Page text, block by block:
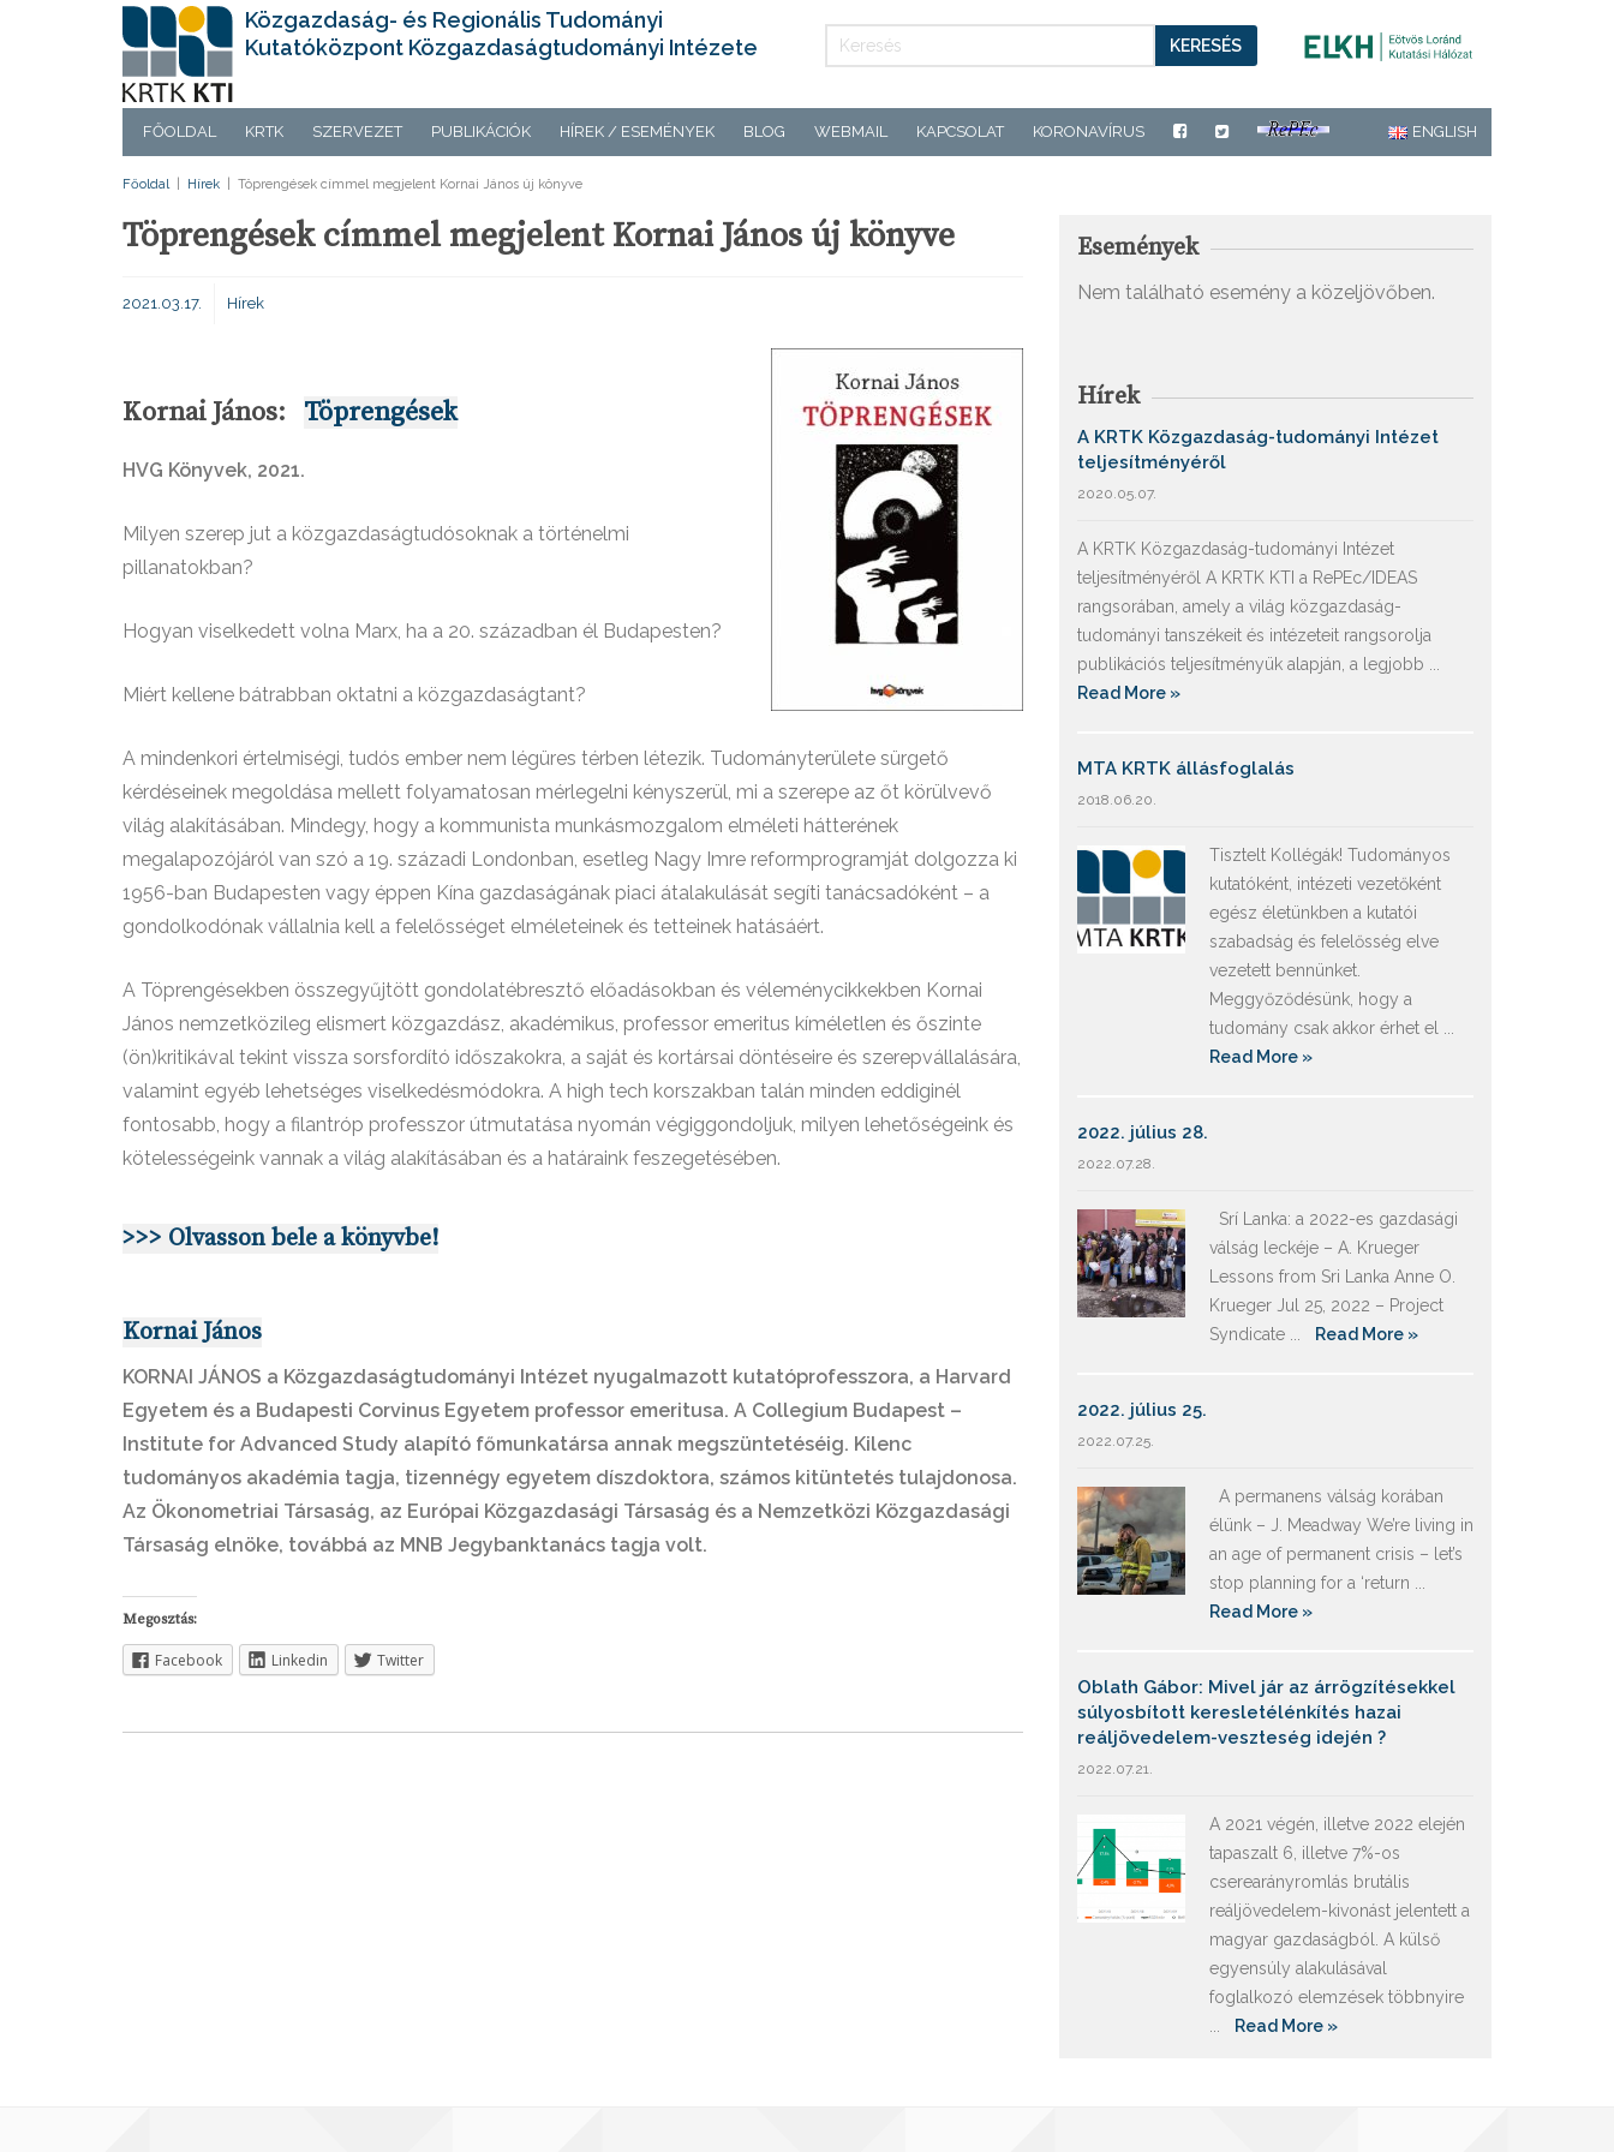
Közgazdaság- és Regionális Tudományi
Kutatóközpont Közgazdaságtudományi Intézete
KERESÉS
FŐOLDAL KRTK SZERVEZET PUBLIKÁCIÓK HÍREK / ESEMÉNYEK BLOG WEBMAIL KAPCSOLAT KORONAVÍRUS ENGLISH
Főoldal Hírek Töprengések címmel megjelent Kornai János új könyve
Töprengések címmel megjelent Kornai János új könyve
2021.03.17. Hírek
Kornai János: Töprengések
HVG Könyvek, 2021.
Milyen szerep jut a közgazdaságtudósoknak a történelmi
pillanatokban?
Hogyan viselkedett volna Marx, ha a 20. században él Budapesten?
Miért kellene bátrabban oktatni a közgazdaságtant?
A mindenkori értelmiségi, tudós ember nem légüres térben létezik. Tudományterülete sürgető
kérdéseinek megoldása mellett folyamatosan mérlegelni kényszerül, mi a szerepe az őt körülvevő
világ alakításában. Mindegy, hogy a kommunista munkásmozgalom elméleti hátterének
megalapozójáról van szó a 19. századi Londonban, esetleg Nagy Imre reformprogramját dolgozza ki
1956-ban Budapesten vagy éppen Kína gazdaságának piaci átalakulását segíti tanácsadóként – a
gondolkodónak vállalnia kell a felelősséget elméleteinek és tetteinek hatásáért.
A Töprengésekben összegyűjtött gondolatébresztő előadásokban és véleménycikkekben Kornai
János nemzetközileg elismert közgazdász, akadémikus, professor emeritus kíméletlen és őszinte
(ön)kritikával tekint vissza sorsfordító időszakokra, a saját és kortársai döntéseire és szerepvállalására,
valamint egyéb lehetséges viselkedésmódokra. A high tech korszakban talán minden eddiginél
fontosabb, hogy a filantróp professzor útmutatása nyomán végiggondoljuk, milyen lehetőségeink és
kötelességeink vannak a világ alakításában és a határaink feszegetésében.
>>> Olvasson bele a könyvbe!
Kornai János
KORNAI JÁNOS a Közgazdaságtudományi Intézet nyugalmazott kutatóprofesszora, a Harvard
Egyetem és a Budapesti Corvinus Egyetem professor emeritusa. A Collegium Budapest –
Institute for Advanced Study alapító főmunkatársa annak megszüntetéséig. Kilenc
tudományos akadémia tagja, tizennégy egyetem díszdoktora, számos kitüntetés tulajdonosa.
Az Ökonometriai Társaság, az Európai Közgazdasági Társaság és a Nemzetközi Közgazdasági
Társaság elnöke, továbbá az MNB Jegybanktanács tagja volt.
Megosztás:
Facebook Linkedin Twitter
Események
Nem található esemény a közeljövőben.
Hírek
A KRTK Közgazdaság-tudományi Intézet
teljesítményéről
2020.05.07.
A KRTK Közgazdaság-tudományi Intézet
teljesítményéről A KRTK KTI a RePEc/IDEAS
rangsorában, amely a világ közgazdaság-
tudományi tanszékeit és intézeteit rangsorolja
publikációs teljesítményük alapján, a legjobb ...
Read More »
MTA KRTK állásfoglalás
2018.06.20.
Tisztelt Kollégák! Tudományos
kutatóként, intézeti vezetőként
egész életünkben a kutatói
szabadság és felelősség elve
vezetett bennünket.
Meggyőződésünk, hogy a
tudomány csak akkor érhet el ...
Read More »
2022. július 28.
2022.07.28.
Srí Lanka: a 2022-es gazdasági
válság leckéje – A. Krueger
Lessons from Sri Lanka Anne O.
Krueger Jul 25, 2022 – Project
Syndicate ...
Read More »
2022. július 25.
2022.07.25.
A permanens válság korában
élünk – J. Meadway We’re living in
an age of permanent crisis – let’s
stop planning for a ‘return ...
Read More »
Oblath Gábor: Mivel jár az árrögzítésekkel
súlyosbított keresletélénkítés hazai
reáljövedelem-veszteség idején ?
2022.07.21.
A 2021 végén, illetve 2022 elején
tapaszalt 6, illetve 7%-os
cserearányromlás brutális
reáljövedelem-kivonást jelentett a
magyar gazdaságból. A külső
egyensúly alakulásával
foglalkozó elemzések többnyire
Read More »